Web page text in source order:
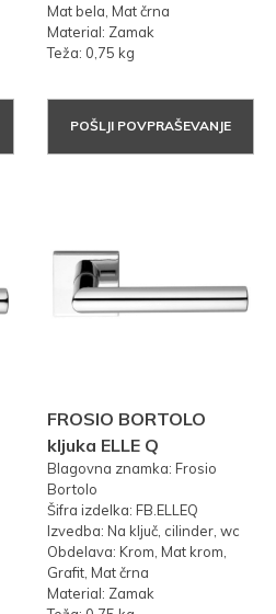
Mat bela, Mat črna
Material: Zamak
Teža: 0,75 kg
POŠLJI POVPRAŠEVANJE
FROSIO BORTOLO
kljuka ELLE Q
Blagovna znamka: Frosio
Bortolo
Šifra izdelka: FB.ELLEQ
Izvedba: Na ključ, cilinder, wc
Obdelava: Krom, Mat krom,
Grafit, Mat črna
Material: Zamak